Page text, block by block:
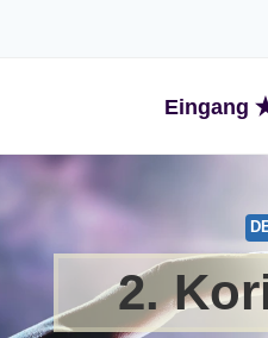
Eingang
2.